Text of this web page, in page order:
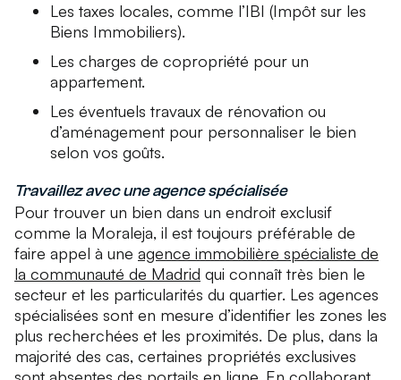
Les taxes locales, comme l’IBI (Impôt sur les
Biens Immobiliers).
Les charges de copropriété pour un
appartement.
Les éventuels travaux de rénovation ou
d’aménagement pour personnaliser le bien
selon vos goûts.
Travaillez avec une agence spécialisée
Pour trouver un bien dans un endroit exclusif
comme la Moraleja, il est toujours préférable de
faire appel à une agence immobilière spécialiste de
la communauté de Madrid qui connaît très bien le
secteur et les particularités du quartier. Les agences
spécialisées sont en mesure d’identifier les zones les
plus recherchées et les proximités. De plus, dans la
majorité des cas, certaines propriétés exclusives